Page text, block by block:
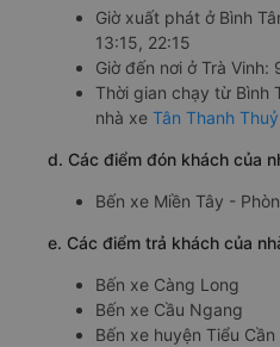
Giờ xuất phát ở Bình
13:15, 22:15
Giờ đến nơi ở Trà
Thời gian chạy từ Bình
nhà xe Tân Thanh Thuỷ
d. Các điểm đón khách của
Bến xe Miền Tây -
e. Các điểm trả khách của
Bến xe Càng Long
Bến xe Cầu Ngang
Bến xe huyện Tiểu Cần